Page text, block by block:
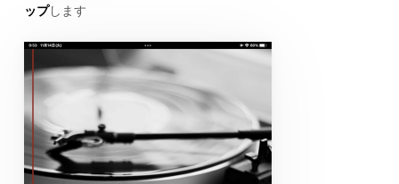
ップします